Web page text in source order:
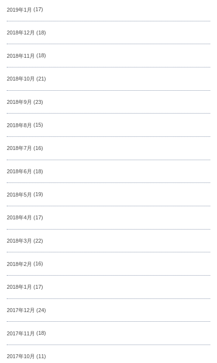
2019年1月 (17)
2018年12月 (18)
2018年11月 (18)
2018年10月 (21)
2018年9月 (23)
2018年8月 (15)
2018年7月 (16)
2018年6月 (18)
2018年5月 (19)
2018年4月 (17)
2018年3月 (22)
2018年2月 (16)
2018年1月 (17)
2017年12月 (24)
2017年11月 (18)
2017年10月 (11)